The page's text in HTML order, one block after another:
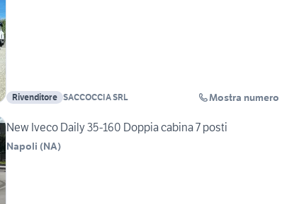
Rivenditore SACCOCCIA SRL Mostra numero
New Iveco Daily 35-160 Doppia cabina 7 posti
Napoli (NA)